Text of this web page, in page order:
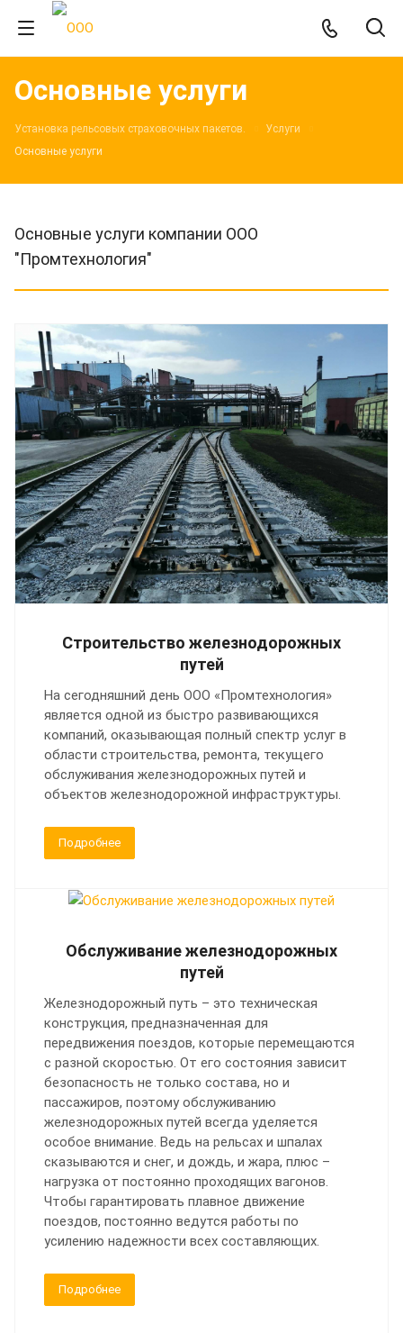
Основные услуги
Установка рельсовых страховочных пакетов.
Услуги
Основные услуги
Основные услуги компании ООО
"Промтехнология"
Строительство железнодорожных
путей
На сегодняшний день ООО «Промтехнология»
является одной из быстро развивающихся
компаний, оказывающая полный спектр услуг в
области строительства, ремонта, текущего
обслуживания железнодорожных путей и
объектов железнодорожной инфраструктуры.
Подробнее
Обслуживание железнодорожных
путей
Железнодорожный путь – это техническая
конструкция, предназначенная для
передвижения поездов, которые перемещаются
с разной скоростью. От его состояния зависит
безопасность не только состава, но и
пассажиров, поэтому обслуживанию
железнодорожных путей всегда уделяется
особое внимание. Ведь на рельсах и шпалах
сказываются и снег, и дождь, и жара, плюс –
нагрузка от постоянно проходящих вагонов.
Чтобы гарантировать плавное движение
поездов, постоянно ведутся работы по
усилению надежности всех составляющих.
Подробнее